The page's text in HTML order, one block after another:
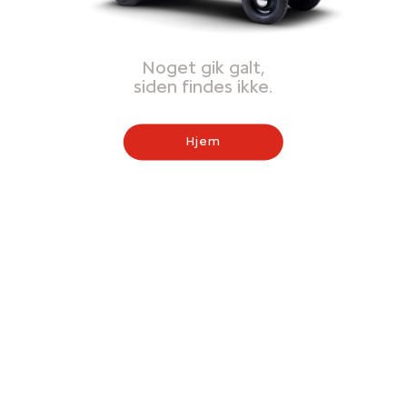
Noget gik galt,
siden findes ikke.
Hjem